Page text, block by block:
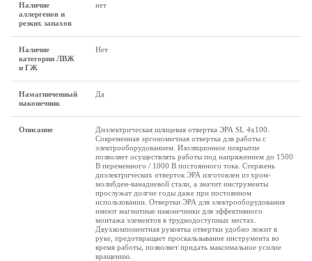
Наличие
аллергенов и
резких запахов
нет
Наличие
категории ЛВЖ
и ГЖ
Нет
Намагниченный
наконечник
Да
Описание
Диэлектрическая шлицевая отвертка ЭРА SL 4х100.
Современная эргономичная отвертка для работы с
электрооборудованием. Изоляционное покрытие
позволяет осуществлять работы под напряжением до 1500
В переменного / 1000 В постоянного тока. Стержень
диэлектрических отверток ЭРА изготовлен из хром-
молибден-ванадиевой стали, а значит инструменты
прослужат долгие годы даже при постоянном
использовании. Отвертки ЭРА для электрооборудования
имеют магнитные наконечники для эффективного
монтажа элементов в труднодоступных местах.
Двухкомпонентная рукоятка отвертки удобно лежит в
руке, предотвращает проскальзывание инструмента во
время работы, позволяет придать максимальное усилие
вращению.